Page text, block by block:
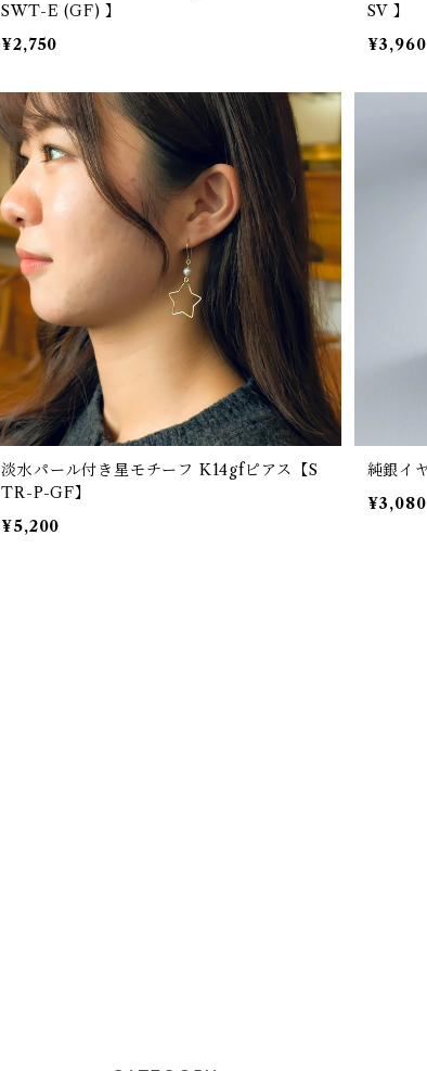
SWT-E (GF) 】
¥2,750
SV 】
¥3,960
淡水パール付き星モチーフ K14gfピアス【S
TR-P-GF】
¥5,200
¥3,080